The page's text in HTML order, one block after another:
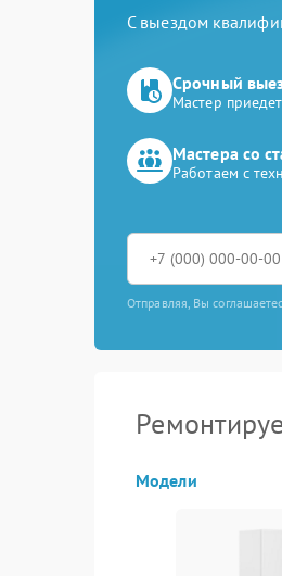
С выездом
Срочный
Мастер
Мастера со
Работаем с
Отправляя, Вы
Модели